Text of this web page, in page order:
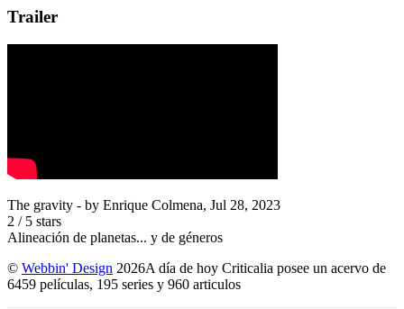
Trailer
The gravity - by Enrique Colmena, Jul 28, 2023
2 / 5 stars
Alineación de planetas... y de géneros
© Webbin' Design 2026A día de hoy Criticalia posee un acervo de
6459 películas, 195 series y 960 articulos